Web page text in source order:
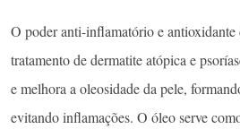
O poder anti-inflamatório e antioxidante
tratamento de dermatite atópica e
e melhora a oleosidade da pele,
evitando inflamações. O óleo serve